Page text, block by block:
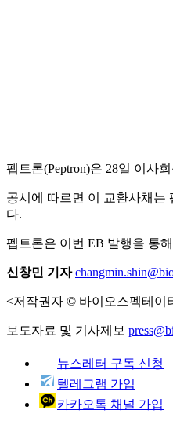
펩트론(Peptron)은 28일 이사
공시에 따르면 이 교환사채는
다.
펩트론은 이번 EB 발행을 통
신창민 기자
<저작권자 © 바이오스펙테이
보도자료 및 기사제보
뉴스레터 구독 신청
텔레그램 가입
카카오톡 채널 가입